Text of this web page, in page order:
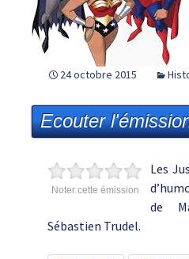
24 octobre 2015
Ecouter
Noter cette émission
Les
de
Sébastien Trudel.